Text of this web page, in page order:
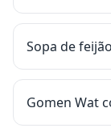
Sopa de
Gomen Wat